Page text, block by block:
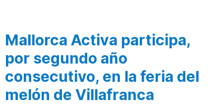
Mallorca Activa participa,
por segundo año
consecutivo, en la feria del
melón de Villafranca